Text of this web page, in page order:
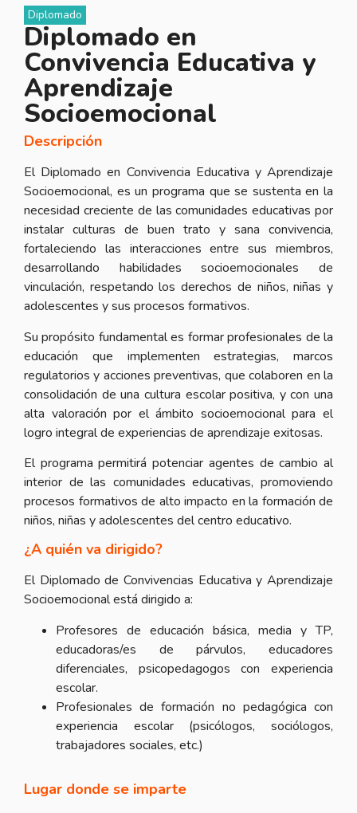
Diplomado
Diplomado en
Convivencia Educativa y
Aprendizaje
Socioemocional
Descripción
El Diplomado en Convivencia Educativa y Aprendizaje
Socioemocional, es un programa que se sustenta en la
necesidad creciente de las comunidades educativas por
instalar culturas de buen trato y sana convivencia,
fortaleciendo las interacciones entre sus miembros,
desarrollando habilidades socioemocionales de
vinculación, respetando los derechos de niños, niñas y
adolescentes y sus procesos formativos.
Su propósito fundamental es formar profesionales de la
educación que implementen estrategias, marcos
regulatorios y acciones preventivas, que colaboren en la
consolidación de una cultura escolar positiva, y con una
alta valoración por el ámbito socioemocional para el
logro integral de experiencias de aprendizaje exitosas.
El programa permitirá potenciar agentes de cambio al
interior de las comunidades educativas, promoviendo
procesos formativos de alto impacto en la formación de
niños, niñas y adolescentes del centro educativo.
¿A quién va dirigido?
El Diplomado de Convivencias Educativa y Aprendizaje
Socioemocional está dirigido a:
Profesores de educación básica, media y TP,
educadoras/es de párvulos, educadores
diferenciales, psicopedagogos con experiencia
escolar.
Profesionales de formación no pedagógica con
experiencia escolar (psicólogos, sociólogos,
trabajadores sociales, etc.)
Lugar donde se imparte